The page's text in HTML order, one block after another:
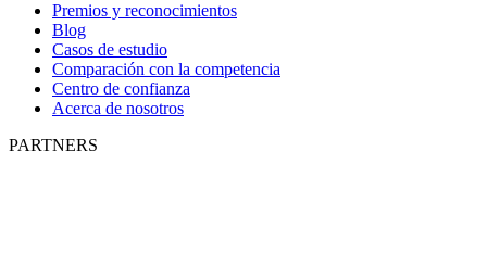
Premios y reconocimientos
Blog
Casos de estudio
Comparación con la competencia
Centro de confianza
Acerca de nosotros
PARTNERS